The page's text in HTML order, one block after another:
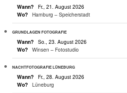
Wann?
Fr., 21. August 2026
Wo?
Hamburg – Speicherstadt
GRUNDLAGEN FOTOGRAFIE
Wann?
So., 23. August 2026
Wo?
Winsen – Fotostudio
NACHTFOTOGRAFIE LÜNEBURG
Wann?
Fr., 28. August 2026
Wo?
Lüneburg